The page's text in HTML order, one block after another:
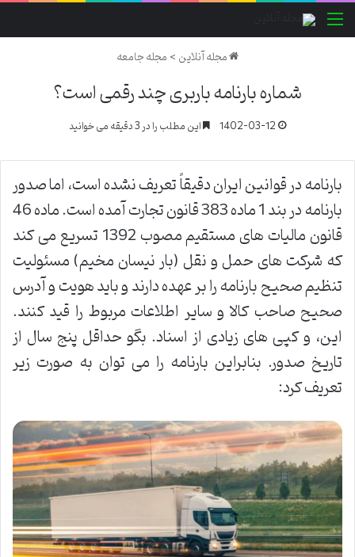
منو
مجله آنلاین>مجله جامعه
شماره بارنامه باربری چند رقمی است؟
1402-03-12 این مطلب را در 3 دقیقه می خوانید
بارنامه در قوانین ایران دقیقاً تعریف نشده است، اما صدور
بارنامه در بند 1 ماده 383 قانون تجارت آمده است. ماده 46
قانون مالیات های مستقیم مصوب 1392 تسریع می کند
که شرکت های حمل و نقل (بار نیسان مخیم) مسئولیت
تنظیم صحیح بارنامه را بر عهده دارند و باید هویت و آدرس
صحیح صاحب کالا و سایر اطلاعات مربوط را قید کنند.
این، و کپی های زیادی از اسناد. بگو حداقل پنج سال از
تاریخ صدور. بنابراین بارنامه را می توان به صورت زیر
تعریف کرد: